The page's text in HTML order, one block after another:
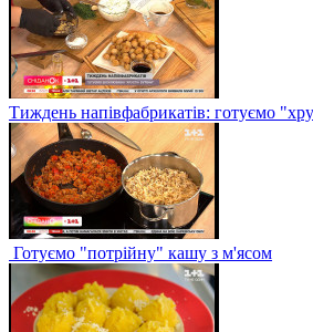
Тиждень напівфабрикатів: готуємо
Готуємо "потрійну" кашу з м'ясом